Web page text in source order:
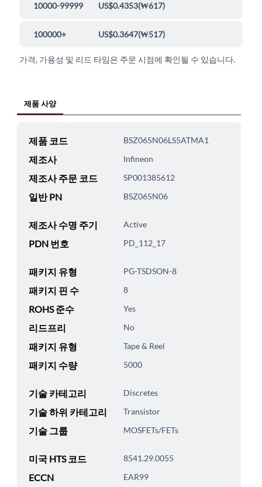
10000-99999 US$0.4353(₩617)
100000+ US$0.3647(₩517)
가격, 가용성 및 리드 타임은 주문 시점에 확인될 수 있습니다.
제품 사양
제품 코드 BSZ065N06LS5ATMA1
제조사 Infineon
제조사 주문 코드 SP001385612
일반 PN BSZ065N06
제조사 수명 주기 Active
PDN 번호 PD_112_17
패키지 유형 PG-TSDSON-8
패키지 핀 수 8
ROHS 준수 Yes
리드프리 No
패키지 유형 Tape & Reel
패키지 수량 5000
기술 카테고리 Discretes
기술 하위 카테고리 Transistor
기술 그룹 MOSFETs/FETs
미국 HTS 코드 8541.29.0055
ECCN EAR99